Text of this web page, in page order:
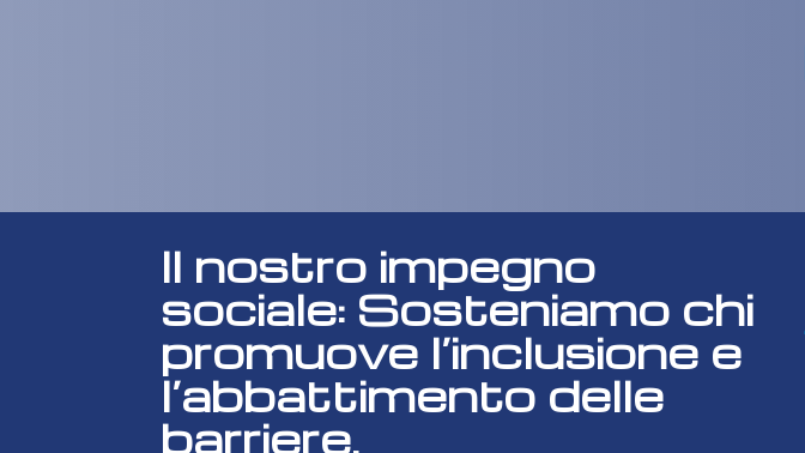
Il nostro impegno
sociale: Sosteniamo chi
promuove l’inclusione e
l’abbattimento delle
barriere.